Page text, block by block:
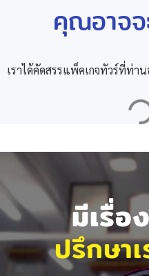
คุณอาจ
เราได้คัดสรรแพ็คเกจทัวร์ที่ท่า
มีเรื่อ
ปรึกษา